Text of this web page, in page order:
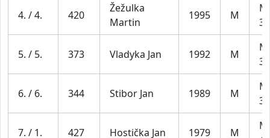
4. / 4. 420
Žežulka
Martin
1995 M
5. / 5. 373 Vladyka Jan 1992 M
6. / 6. 344 Stibor Jan 1989 M
7. / 1. 427 Hostička Jan 1979 M